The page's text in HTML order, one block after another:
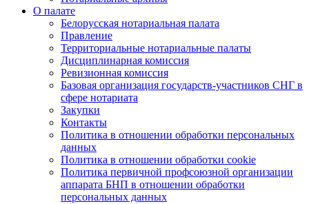
О палате
Белорусская нотариальная палата
Правление
Территориальные нотариальные палаты
Дисциплинарная комиссия
Ревизионная комиссия
Базовая организация государств-участников СНГ в
сфере нотариата
Закупки
Контакты
Политика в отношении обработки персональных
данных
Политика в отношении обработки cookie
Политика первичной профсоюзной организации
аппарата БНП в отношении обработки
персональных данных